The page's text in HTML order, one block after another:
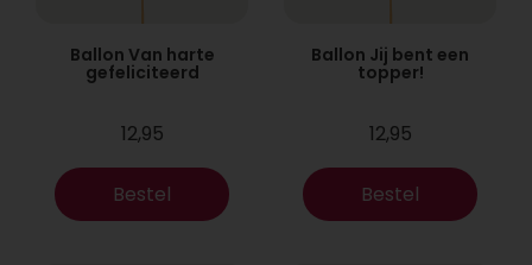
Ballon Van harte
gefeliciteerd
12,95
Bestel
Ballon Jij bent een
topper!
12,95
Bestel